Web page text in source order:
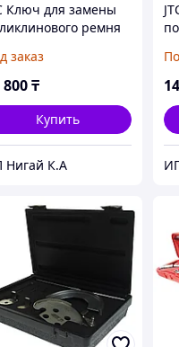
Ключ для замены
ремня
заказ
800₸
Купить
Нигай К.А